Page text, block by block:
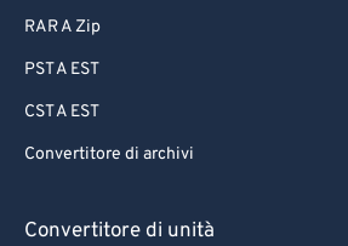
RAR A Zip
PST A EST
CST A EST
Convertitore di archivi
Convertitore di unità